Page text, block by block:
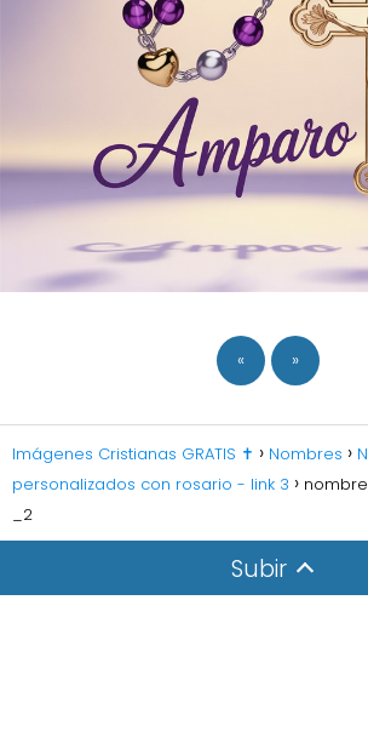
« »
Imágenes Cristianas GRATIS ✝️ Nombres
personalizados con rosario - link 3
_2
Subir